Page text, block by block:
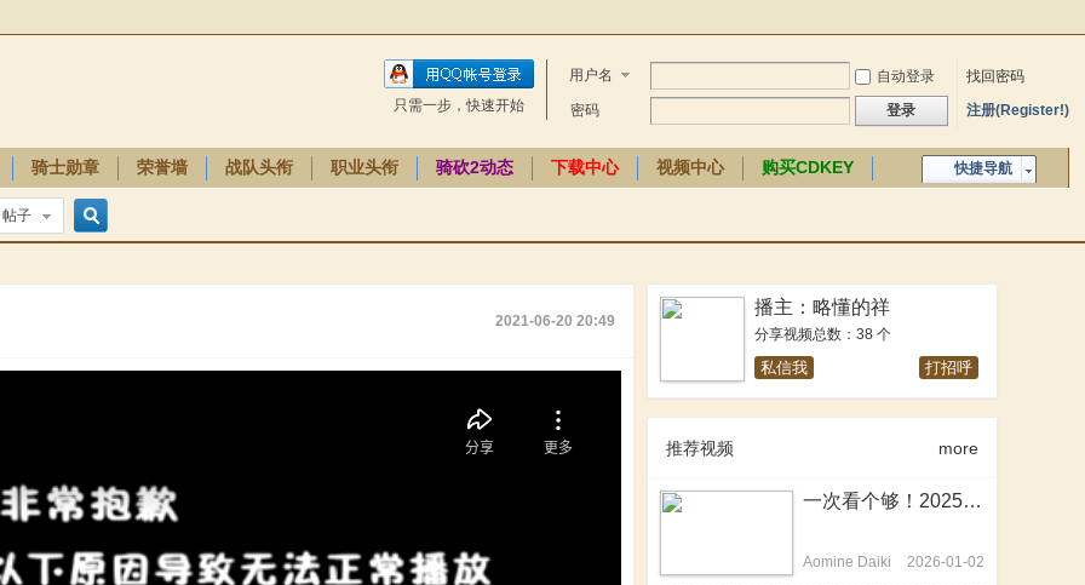
用户名 自动登录
找回密码
密码
登录 注册(Register!)
只需一步，快速开始
快捷导航
骑士勋章 荣誉墙 战队头衔 职业头衔 骑砍2动态 下载中心 视频中心
购买CDKEY
帖子
2021-06-20 20:49
播主：略懂的祥
分享视频总数：38 个
私信我 打招呼
推荐视频 more
一次看个够！2025年骑砍2MOD大盘点！
Aomine Daiki 2026-01-02